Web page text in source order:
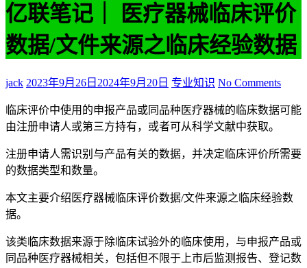
亿联笔记｜ 医疗器械临床评价
数据/文件来源之临床经验数据
jack 2023年9月26日 2024年9月20日 专业知识 No Comments
临床评价中使用的申报产品或同品种医疗器械的临床数据可能
由注册申请人或第三方持有，或者可从科学文献中获取。
注册申请人需识别与产品有关的数据，并决定临床评价所需要
的数据类型和数量。
本文主要介绍医疗器械临床评价数据/文件来源之临床经验数
据。
该类临床数据来源于除临床试验外的临床使用，与申报产品或
同品种医疗器械相关，包括但不限于上市后监测报告、登记数